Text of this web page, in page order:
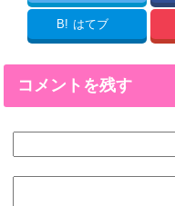
B! はてブ
コメントを残す